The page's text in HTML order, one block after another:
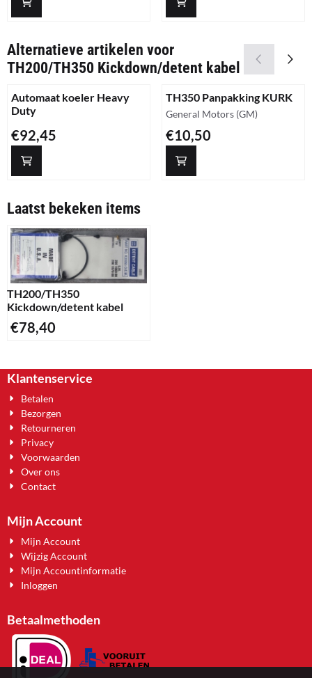
Alternatieve artikelen voor
TH200/TH350 Kickdown/detent kabel
Automaat koeler Heavy
Duty
Prijs: 92,45
€92,45
TH350 Panpakking KURK
Merk:
General Motors (GM)
Prijs: 10,50
€10,50
Laatst bekeken items
TH200/TH350
Kickdown/detent kabel
€78,40
Klantenservice
Betalen
Bezorgen
Retourneren
Privacy
Voorwaarden
Over ons
Contact
Mijn Account
Mijn Account
Wijzig Account
Mijn Accountinformatie
Inloggen
Betaalmethoden